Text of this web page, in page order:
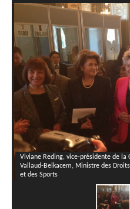
Viviane Reding, vice-présidente de la
Vallaud-Belkacem, Ministre des
et des Sports